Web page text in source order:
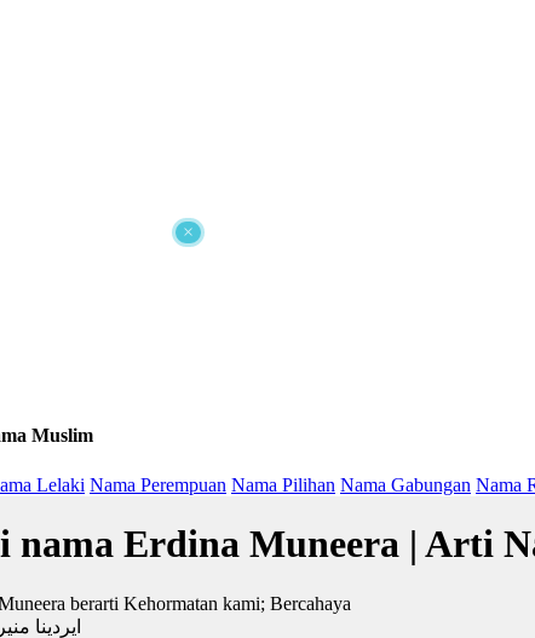
×
Muslim
Lelaki Nama Perempuan Nama Pilihan Nama Gabungan Nama
nama Erdina Muneera | Arti
berarti Kehormatan kami; Bercahaya
ايردينا